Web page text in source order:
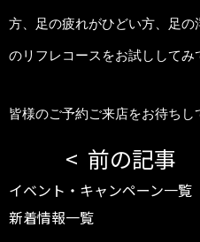
方、足の疲れがひどい方、足
のリフレコースをお試ししてみ
皆様のご予約ご来店をお待ちし
前の記事
イベント・キャンペーン一覧
新着情報一覧